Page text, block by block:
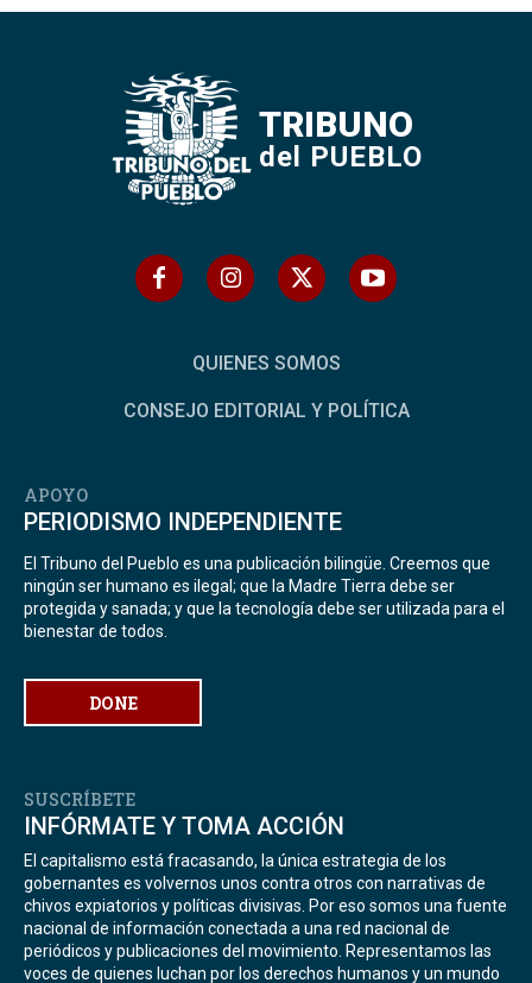
TRIBUNO
del PUEBLO
QUIENES SOMOS
CONSEJO EDITORIAL Y POLÍTICA
APOYO
PERIODISMO INDEPENDIENTE
El Tribuno del Pueblo es una publicación bilingüe. Creemos que
ningún ser humano es ilegal; que la Madre Tierra debe ser
protegida y sanada; y que la tecnología debe ser utilizada para el
bienestar de todos.
DONE
SUSCRÍBETE
INFÓRMATE Y TOMA ACCIÓN
El capitalismo está fracasando, la única estrategia de los
gobernantes es volvernos unos contra otros con narrativas de
chivos expiatorios y políticas divisivas. Por eso somos una fuente
nacional de información conectada a una red nacional de
periódicos y publicaciones del movimiento. Representamos las
voces de quienes luchan por los derechos humanos y un mundo